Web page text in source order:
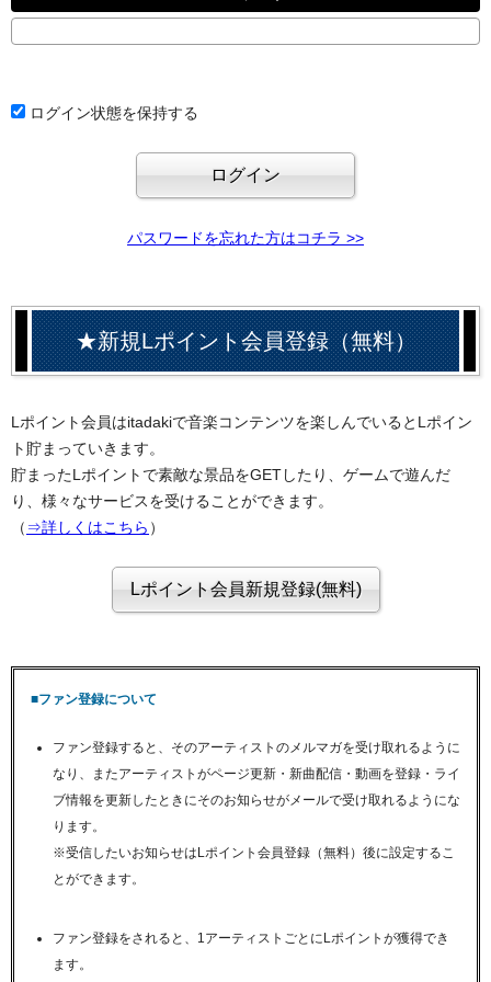
ログイン状態を保持する
パスワードを忘れた方はコチラ >>
★新規Lポイント会員登録（無料）
Lポイント会員はitadakiで音楽コンテンツを楽しんでいるとLポイン
ト貯まっていきます。
貯まったLポイントで素敵な景品をGETしたり、ゲームで遊んだ
り、様々なサービスを受けることができます。
（ ⇒詳しくはこちら ）
■ファン登録について
ファン登録すると、そのアーティストのメルマガを受け取れるように
なり、またアーティストがページ更新・新曲配信・動画を登録・ライ
ブ情報を更新したときにそのお知らせがメールで受け取れるようにな
ります。
※受信したいお知らせはLポイント会員登録（無料）後に設定するこ
とができます。
ファン登録をされると、1アーティストごとにLポイントが獲得でき
ます。